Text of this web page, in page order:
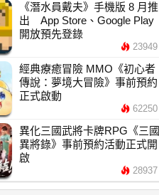
《潛水員戴夫》手機版 8 月推
出 App Store、Google Play
開放預先登錄
23949
經典療癒冒險 MMO《初心者
傳說：夢境大冒險》事前預約
正式啟動
62250
異化三國武將卡牌RPG《三國
異將錄》事前預約活動正式開
啟
28937